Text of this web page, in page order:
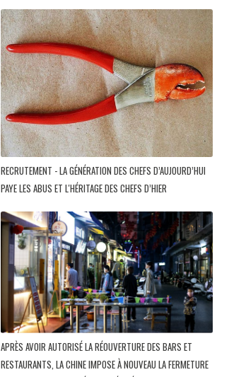
RECRUTEMENT - LA GÉNÉRATION DES CHEFS D’AUJOURD’HUI
PAYE LES ABUS ET L'HÉRITAGE DES CHEFS D’HIER
APRÈS AVOIR AUTORISÉ LA RÉOUVERTURE DES BARS ET
RESTAURANTS, LA CHINE IMPOSE À NOUVEAU LA FERMETURE